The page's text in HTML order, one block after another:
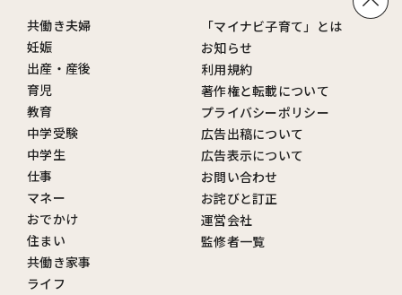
共働き夫婦
妊娠
出産・産後
育児
教育
中学受験
中学生
仕事
マネー
おでかけ
住まい
共働き家事
ライフ
「マイナビ子育て」とは
お知らせ
利用規約
著作権と転載について
プライバシーポリシー
広告出稿について
広告表示について
お問い合わせ
お詫びと訂正
運営会社
監修者一覧